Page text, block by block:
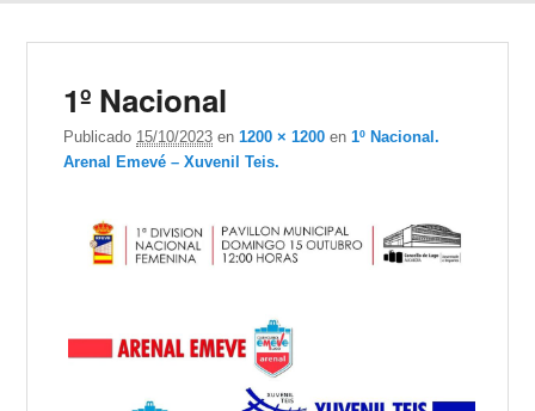
1º Nacional
Publicado 15/10/2023 en1200 × 1200 en1º Nacional.
Arenal Emevé – Xuvenil Teis.